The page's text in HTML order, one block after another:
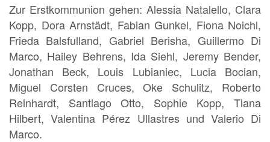
Zur Erstkommunion gehen: Alessia Natalello, Clara
Kopp, Dora Arnstädt, Fabian Gunkel, Fiona Noichl,
Frieda Balsfulland, Gabriel Berisha, Guillermo Di
Marco, Hailey Behrens, Ida Siehl, Jeremy Bender,
Jonathan Beck, Louis Lubianiec, Lucia Bocian,
Miguel Corsten Cruces, Oke Schulitz, Roberto
Reinhardt, Santiago Otto, Sophie Kopp, Tiana
Hilbert, Valentina Pérez Ullastres und Valerio Di
Marco.